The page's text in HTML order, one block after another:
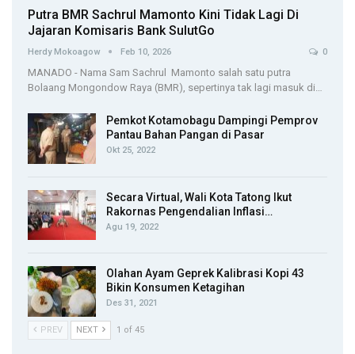
Putra BMR Sachrul Mamonto Kini Tidak Lagi Di
Jajaran Komisaris Bank SulutGo
Herdy Mokoagow Feb 10, 2026 0
MANADO - Nama Sam Sachrul Mamonto salah satu putra
Bolaang Mongondow Raya (BMR), sepertinya tak lagi masuk di…
Pemkot Kotamobagu Dampingi Pemprov
Pantau Bahan Pangan di Pasar
Okt 25, 2022
Secara Virtual, Wali Kota Tatong Ikut
Rakornas Pengendalian Inflasi…
Agu 19, 2022
Olahan Ayam Geprek Kalibrasi Kopi 43
Bikin Konsumen Ketagihan
Des 31, 2021
PREV NEXT 1 of 45